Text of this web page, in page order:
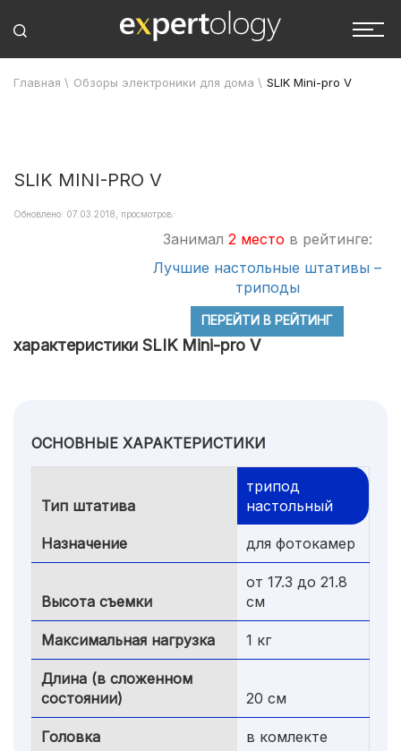
Главная \ Обзоры электроники для дома \ SLIK Mini-pro V
SLIK MINI-PRO V
Обновлено: 07.03.2018, просмотров:
Занимал 2 место в рейтинге:
Лучшие настольные штативы –
триподы
ПЕРЕЙТИ В РЕЙТИНГ
характеристики SLIK Mini-pro V
ОСНОВНЫЕ ХАРАКТЕРИСТИКИ
Тип штатива
трипод
настольный
Назначение для фотокамер
Высота съемки
от 17.3 до 21.8
см
Максимальная нагрузка 1 кг
Длина (в сложенном
состоянии)
20 см
Головка в комлекте